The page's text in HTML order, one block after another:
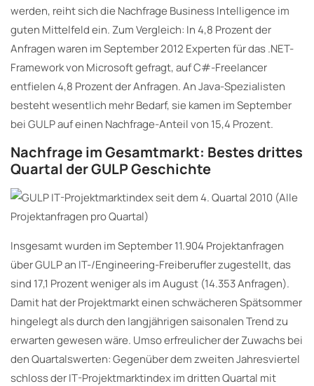
werden, reiht sich die Nachfrage Business Intelligence im
guten Mittelfeld ein. Zum Vergleich: In 4,8 Prozent der
Anfragen waren im September 2012 Experten für das .NET-
Framework von Microsoft gefragt, auf C#-Freelancer
entfielen 4,8 Prozent der Anfragen. An Java-Spezialisten
besteht wesentlich mehr Bedarf, sie kamen im September
bei GULP auf einen Nachfrage-Anteil von 15,4 Prozent.
Nachfrage im Gesamtmarkt: Bestes drittes
Quartal der GULP Geschichte
Insgesamt wurden im September 11.904 Projektanfragen
über GULP an IT-/Engineering-Freiberufler zugestellt, das
sind 17,1 Prozent weniger als im August (14.353 Anfragen).
Damit hat der Projektmarkt einen schwächeren Spätsommer
hingelegt als durch den langjährigen saisonalen Trend zu
erwarten gewesen wäre. Umso erfreulicher der Zuwachs bei
den Quartalswerten: Gegenüber dem zweiten Jahresviertel
schloss der IT-Projektmarktindex im dritten Quartal mit